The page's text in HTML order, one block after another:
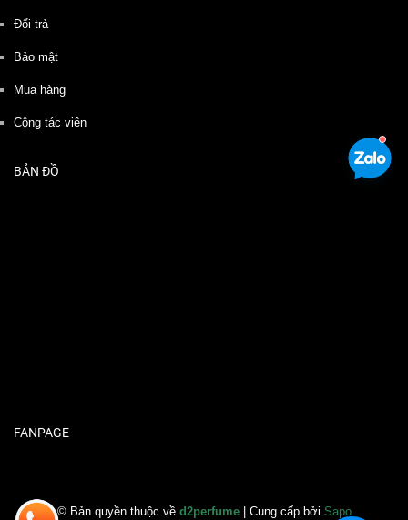
Đổi trả
Bảo mật
Mua hàng
Cộng tác viên
BẢN ĐỒ
FANPAGE
© Bản quyền thuộc về d2perfume| Cung cấp bởi Sapo